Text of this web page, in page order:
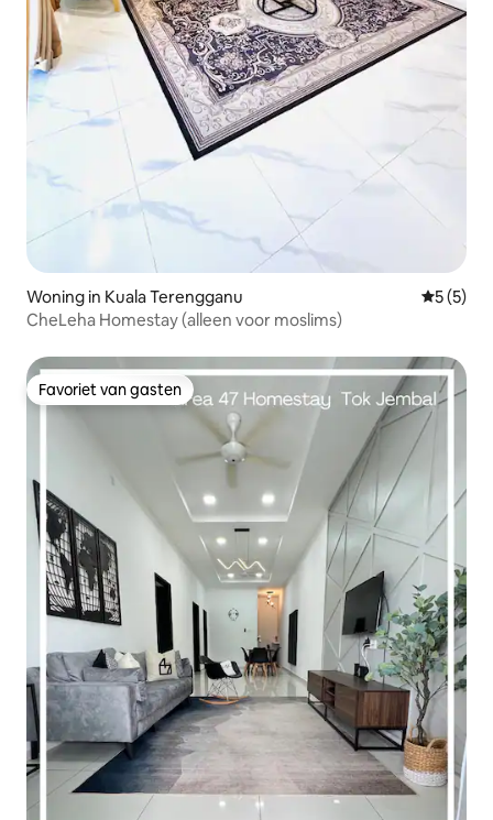
Woning in Kuala Terengganu
5 (5)
CheLeha Homestay (alleen voor moslims)
Favoriet van gasten
Favoriet van gasten